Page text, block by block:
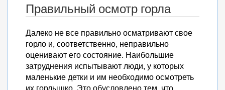
Правильный осмотр горла
Далеко не все правильно осматривают свое
горло и, соответственно, неправильно
оценивают его состояние. Наибольшие
затруднения испытывают люди, у которых
маленькие детки и им необходимо осмотреть